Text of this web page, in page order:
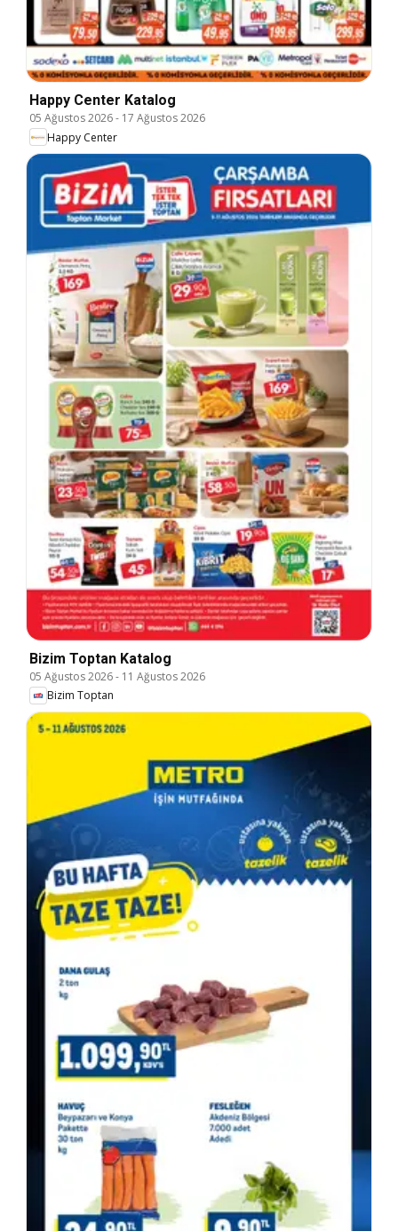
Happy Center Katalog
05 Ağustos 2026- 17 Ağustos 2026
Happy Center
Bizim Toptan Katalog
05 Ağustos 2026- 11 Ağustos 2026
Bizim Toptan